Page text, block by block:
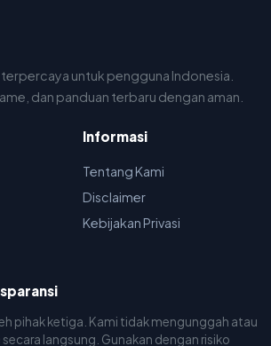
terpercaya untuk pengguna Indonesia.
dan panduan terbaru dengan aman.
Informasi
Tentang Kami
Disclaimer
Kebijakan Privasi
pihak ketiga. Kami tidak mengunggah atau
langsung. Gunakan dengan risiko